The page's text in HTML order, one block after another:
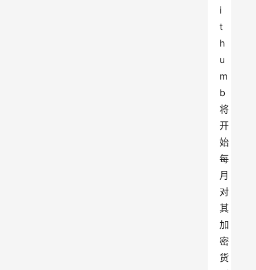
i
t
h
u
m
b
将
开
始
每
月
对
其
加
密
货